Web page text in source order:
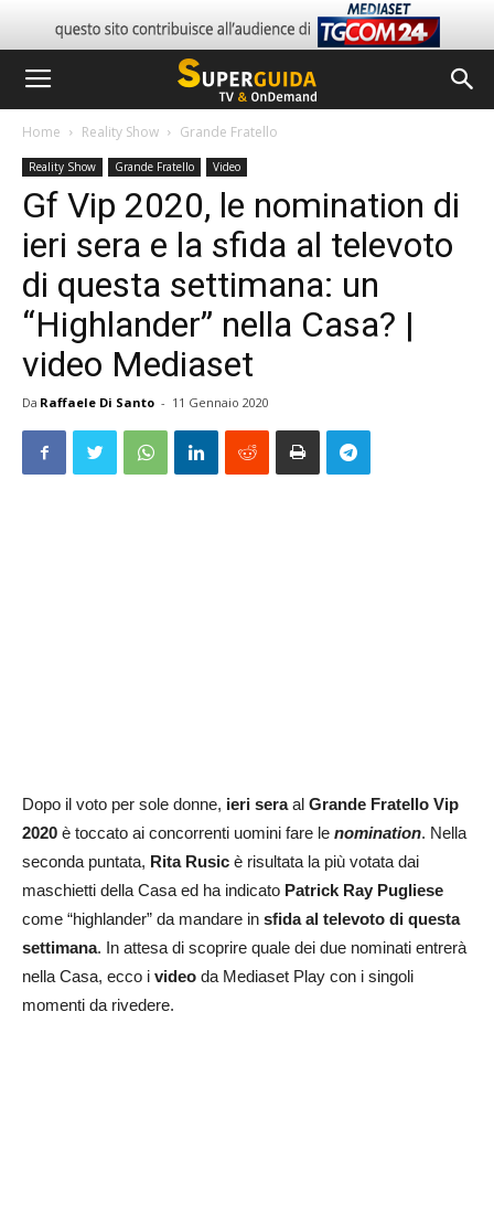
Home Reality Show Grande Fratello
Reality Show Grande Fratello Video
Gf Vip 2020, le nomination di
ieri sera e la sfida al televoto
di questa settimana: un
“Highlander” nella Casa? |
video Mediaset
Da Raffaele Di Santo - 11 Gennaio 2020
Dopo il voto per sole donne, ieri seraal Grande Fratello Vip
2020 è toccato ai concorrenti uomini fare le nomination. Nella
seconda puntata, Rita Rusic è risultata la più votata dai
maschietti della Casa ed ha indicato Patrick Ray Pugliese
come “highlander” da mandare in sfida al televoto di questa
settimana. In attesa di scoprire quale dei due nominati entrerà
nella Casa, ecco i video da Mediaset Play con i singoli
momenti da rivedere.